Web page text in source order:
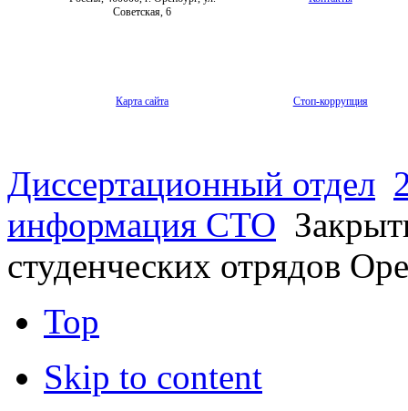
Советская, 6
Карта сайта Стоп-коррупция
Диссертационный отдел
информация СТО
студенческих отрядов
Top
Skip to content